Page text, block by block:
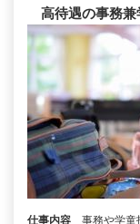
高待遇の事務兼
仕事内容
事務や学童